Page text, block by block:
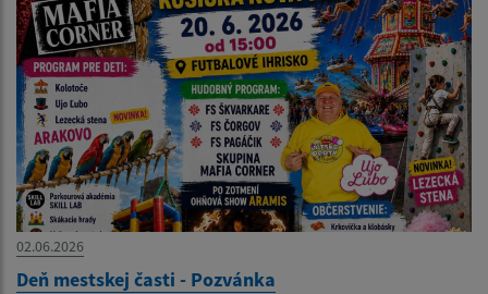
02.06.2026
Deň mestskej časti - Pozvánka